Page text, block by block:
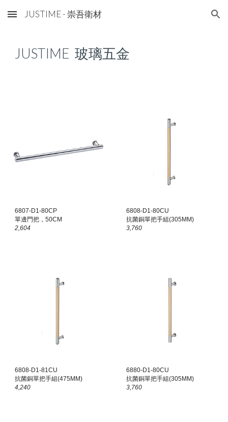
Skip to main content Skip to navigation
JUSTIME - 崇吾衛材
JUSTIME玻璃五金
6807-D1-80CP
單邊門把 ，50CM
2,604
6808-D1-80CU
抗菌銅單把手組(305MM)
3,760
6808-D1-81CU
抗菌銅單把手組(475MM)
4,240
6880-D1-80CU
抗菌銅單把手組(305MM)
3,760